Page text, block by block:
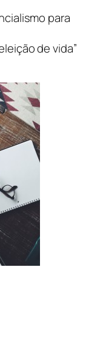
para
de vida”